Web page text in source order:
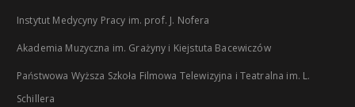
Instytut Medycyny Pracy im. prof. J. Nofera
Akademia Muzyczna im. Grażyny i Kiejstuta Bacewiczów
Państwowa Wyższa Szkoła Filmowa Telewizyjna i Teatralna im. L.
Schillera